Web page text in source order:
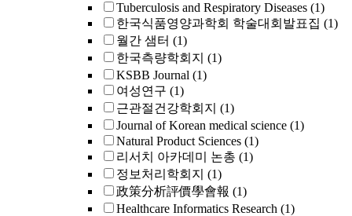
Tuberculosis and Respiratory Diseases (1)
한국식품영양과학회 학술대회발표집 (1)
월간 샘터 (1)
한국측량학회지 (1)
KSBB Journal (1)
여성연구 (1)
근관절건강학회지 (1)
Journal of Korean medical science (1)
Natural Product Sciences (1)
리서치 아카데미 논총 (1)
정보처리학회지 (1)
政策分析評價學會報 (1)
Healthcare Informatics Research (1)